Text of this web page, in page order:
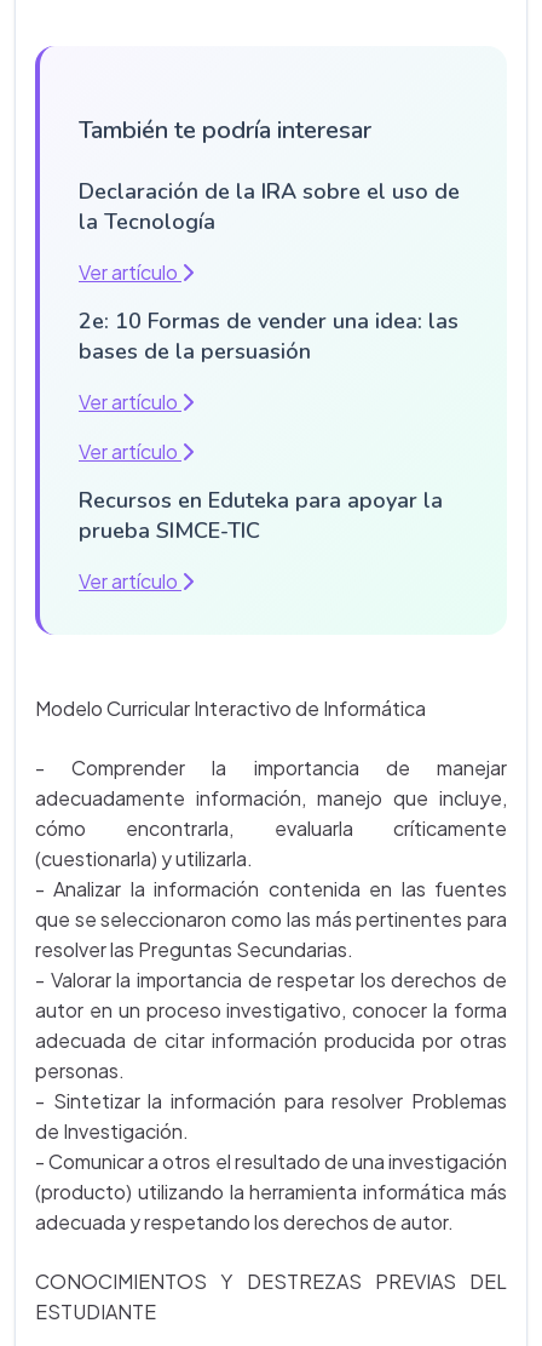
También te podría interesar
Declaración de la IRA sobre el uso de
la Tecnología
Ver artículo
2e: 10 Formas de vender una idea: las
bases de la persuasión
Ver artículo
Ver artículo
Recursos en Eduteka para apoyar la
prueba SIMCE-TIC
Ver artículo
Modelo Curricular Interactivo de Informática
- Comprender la importancia de manejar
adecuadamente información, manejo que incluye,
cómo encontrarla, evaluarla críticamente
(cuestionarla) y utilizarla.
- Analizar la información contenida en las fuentes
que se seleccionaron como las más pertinentes para
resolver las Preguntas Secundarias.
- Valorar la importancia de respetar los derechos de
autor en un proceso investigativo, conocer la forma
adecuada de citar información producida por otras
personas.
- Sintetizar la información para resolver Problemas
de Investigación.
- Comunicar a otros el resultado de una investigación
(producto) utilizando la herramienta informática más
adecuada y respetando los derechos de autor.
CONOCIMIENTOS Y DESTREZAS PREVIAS DEL
ESTUDIANTE